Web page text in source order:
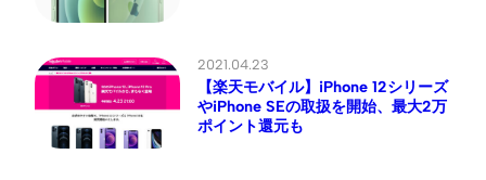
2021.04.23
【楽天モバイル】iPhone 12シリーズ
やiPhone SEの取扱を開始、最大2万
ポイント還元も